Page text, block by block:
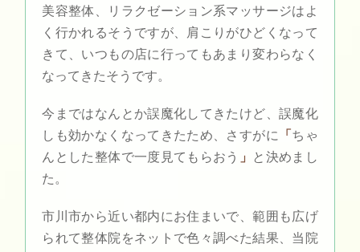
美容整体、リラクゼーション系マッサージはよ
く行かれるそうですが、肩こりがひどくなって
きて、いつもの店に行ってもあまり変わらなく
なってきたそうです。
今まではなんとか誤魔化してきたけど、誤魔化
しも効かなくなってきたため、さすがに
「 ちゃ
んとした整体で一度見てもらおう
」
と決めまし
た。
市川市から近い都内にお住まいで、範囲も広げ
られて整体院をネットで色々調べた結果、当院